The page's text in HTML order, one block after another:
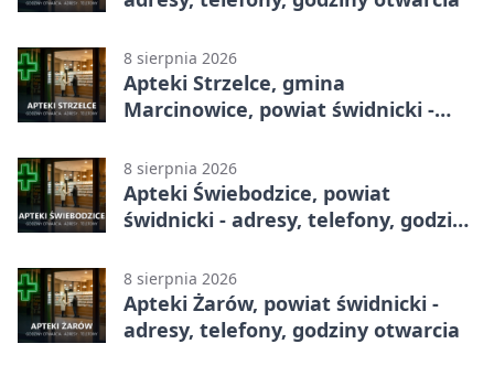
8 sierpnia 2026
Apteki Strzelce, gmina
Marcinowice, powiat świdnicki -
8 sierpnia 2026
Apteki Świebodzice, powiat
świdnicki - adresy, telefony, godziny
8 sierpnia 2026
Apteki Żarów, powiat świdnicki -
adresy, telefony, godziny otwarcia